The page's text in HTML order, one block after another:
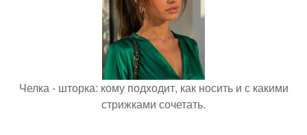
Челка - шторка: кому подходит, как носить и с какими
стрижками сочетать.